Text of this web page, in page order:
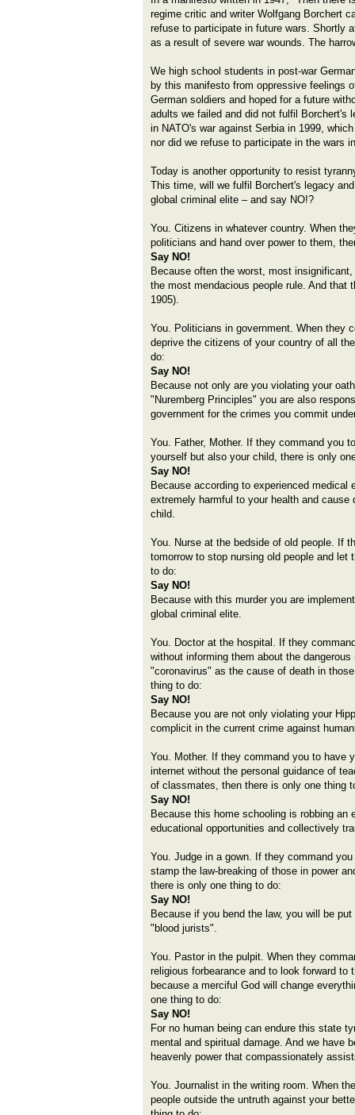
regime critic and writer Wolfgang Borchert
refuse to participate in future wars. Shortly
as a result of severe war wounds. The
We high school students in post-war
by this manifesto from oppressive feelings
German soldiers and hoped for a future
adults we failed and did not fulfil Borchert's
in NATO's war against Serbia in 1999,
nor did we refuse to participate in the wars
Today is another opportunity to resist
This time, will we fulfil Borchert's legacy
global criminal elite – and say NO!?
You. Citizens in whatever country. When
politicians and hand over power to them,
Say NO!
Because often the worst, most
the most mendacious people rule. And that
1905).
You. Politicians in government. When they
deprive the citizens of your country of all
do:
Say NO!
Because not only are you violating your
"Nuremberg Principles" you are also
government for the crimes you commit
You. Father, Mother. If they command you
yourself but also your child, there is only
Say NO!
Because according to experienced medical
extremely harmful to your health and cause
child.
You. Nurse at the bedside of old people. If
tomorrow to stop nursing old people and let
to do:
Say NO!
Because with this murder you are
global criminal elite.
You. Doctor at the hospital. If they
without informing them about the
"coronavirus" as the cause of death in
thing to do:
Say NO!
Because you are not only violating your
complicit in the current crime against
You. Mother. If they command you to have
internet without the personal guidance of
of classmates, then there is only one thing
Say NO!
Because this home schooling is robbing an
educational opportunities and collectively
You. Judge in a gown. If they command
stamp the law-breaking of those in power
there is only one thing to do:
Say NO!
Because if you bend the law, you will be
"blood jurists".
You. Pastor in the pulpit. When they
religious forbearance and to look forward to
because a merciful God will change
one thing to do:
Say NO!
For no human being can endure this state
mental and spiritual damage. And we have
heavenly power that compassionately
You. Journalist in the writing room. When
people outside the untruth against your